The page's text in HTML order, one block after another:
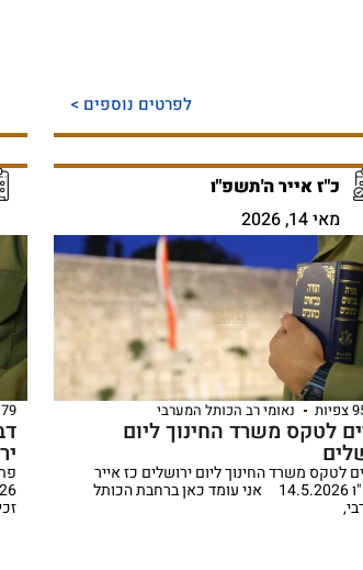
לפרטים נוספים >
כ"ז אייר ה'תשפ"ו
מאי 14, 2026
נאומי רב הכותל המערבי
לטקס משרד החינוך ליום
לטקס משרד החינוך ליום ירושלים כז אייר
תשפ"ו 14.5.2026 אני עומד כאן ברחבת הכותל